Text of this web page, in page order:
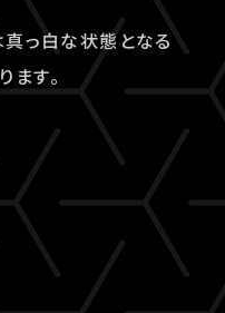
真っ白な状態となる
す。